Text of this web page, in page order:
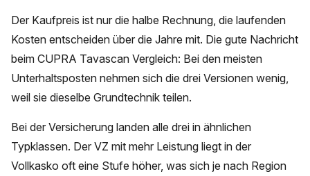
Der Kaufpreis ist nur die halbe Rechnung, die laufenden
Kosten entscheiden über die Jahre mit. Die gute Nachricht
beim CUPRA Tavascan Vergleich: Bei den meisten
Unterhaltsposten nehmen sich die drei Versionen wenig,
weil sie dieselbe Grundtechnik teilen.
Bei der Versicherung landen alle drei in ähnlichen
Typklassen. Der VZ mit mehr Leistung liegt in der
Vollkasko oft eine Stufe höher, was sich je nach Region